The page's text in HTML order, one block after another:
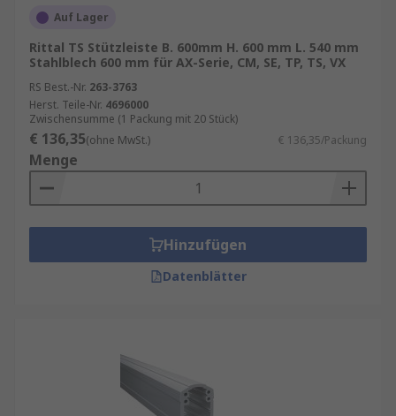
Wo werden Gehäuseprofile und -
schienen eingesetzt?
Gehäuseprofile und -schienen finden in einer
Vielzahl von Branchen Anwendung, darunter:
: Gehäuseprofile und -
schienen werden für den Bau von
anderen Komponenten verwendet.
Elektronikindustrie: Gehäuseprofile und -
Möbelindustrie
schienen werden für den Bau von Möbeln
wie Regalen, Schränken und Tischen
Auf Lager
Rittal TS Stützleiste B. 600mm H. 600 mm L. 540 mm
Stahlblech 600 mm für AX-Serie, CM, SE, TP, TS, VX
RS Best.-Nr. 263-3763
Herst. Teile-Nr. 4696000
Zwischensumme (1 Packung mit 20 Stück)
€ 136,35(ohne MwSt.) € 136,35/Packung
Menge
Hinzufügen
Datenblätter